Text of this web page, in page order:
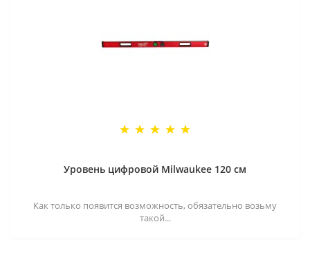
Уровень цифровой Milwaukee 120 см
Как только появится возможность, обязательно возьму
такой...